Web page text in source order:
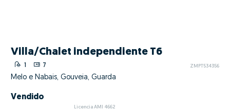
Villa/Chalet independiente T6
7 ZMPT534356
Melo e Nabais, Gouveia, Guarda
Vendido
Licencia AMI 4662